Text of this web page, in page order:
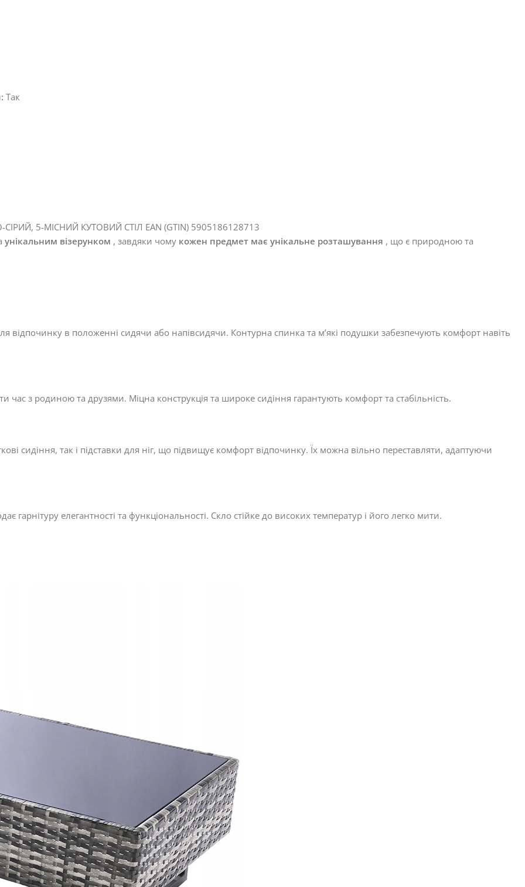
Так
унікальним візерунком , завдяки чому кожен предмет має унікальне розташування , що є природною та
відпочинку в положенні сидячи або напівсидячи. Контурна спинка та м’які подушки забезпечують комфорт навіть
з родиною та друзями. Міцна конструкція та широке сидіння гарантують комфорт та стабільність.
сидіння, так і підставки для ніг, що підвищує комфорт відпочинку. Їх можна вільно переставляти, адаптуючи
гарнітуру елегантності та функціональності. Скло стійке до високих температур і його легко мити.